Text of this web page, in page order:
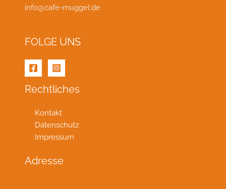
info@cafe-muggel.de
FOLGE UNS
Rechtliches
Kontakt
Datenschutz
Impressum
Adresse